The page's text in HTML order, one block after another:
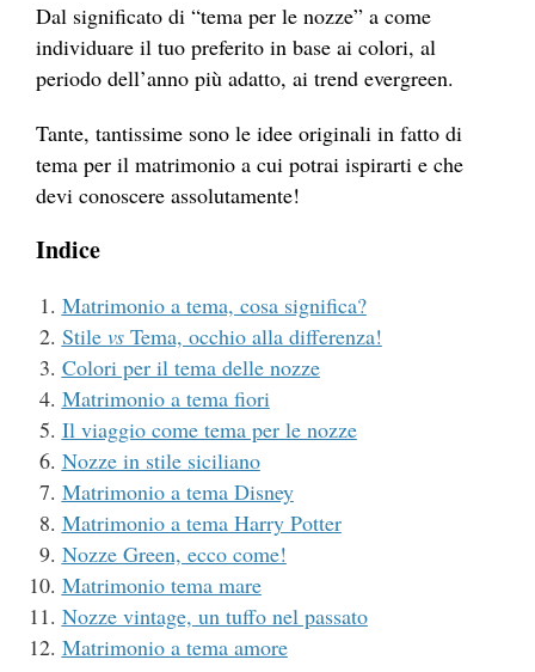
Dal significato di “tema per le nozze” a come
individuare il tuo preferito in base ai colori, al
periodo dell’anno più adatto, ai trend evergreen.
Tante, tantissime sono le idee originali in fatto di
tema per il matrimonio a cui potrai ispirarti e che
devi conoscere assolutamente!
Indice
Matrimonio a tema, cosa significa?
Stile vsTema, occhio alla differenza!
Colori per il tema delle nozze
Matrimonio a tema fiori
Il viaggio come tema per le nozze
Nozze in stile siciliano
Matrimonio a tema Disney
Matrimonio a tema Harry Potter
Nozze Green, ecco come!
Matrimonio tema mare
Nozze vintage, un tuffo nel passato
Matrimonio a tema amore